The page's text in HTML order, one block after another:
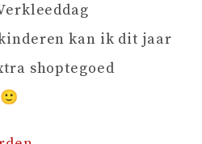
kan ik dit jaar
shoptegoed